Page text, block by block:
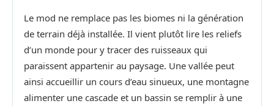
Le mod ne remplace pas les biomes ni la génération
de terrain déjà installée. Il vient plutôt lire les reliefs
d’un monde pour y tracer des ruisseaux qui
paraissent appartenir au paysage. Une vallée peut
ainsi accueillir un cours d’eau sinueux, une montagne
alimenter une cascade et un bassin se remplir à une